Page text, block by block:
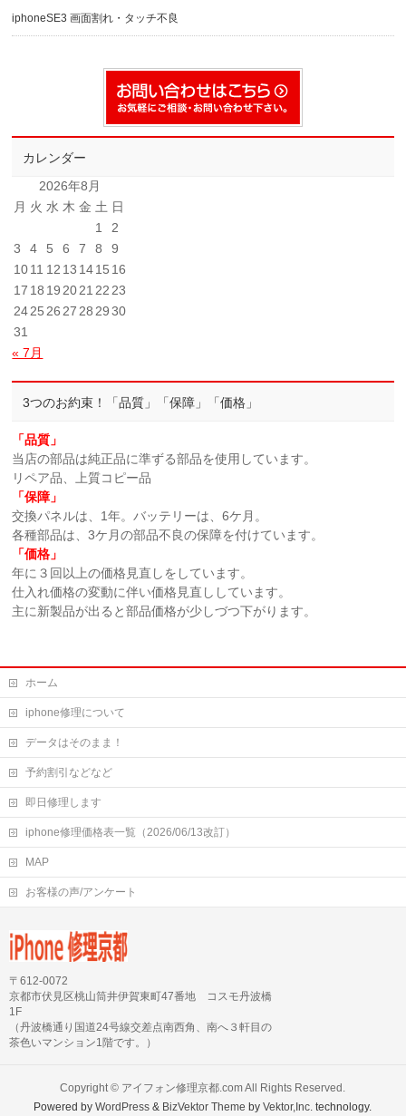
iphoneSE3 画面割れ・タッチ不良
カレンダー
2026年8月
月 火 水 木 金 土 日
1
2
3
4 5 6 7 8
9
1011 12 13 1415 16
17 18 19 2021 22 23
2425 26 27 28 29 30
31
« 7月
3つのお約束！「品質」「保障」「価格」
「品質」
当店の部品は純正品に準ずる部品を使用しています。
リペア品、上質コピー品
「保障」
交換パネルは、1年。バッテリーは、6ケ月。
各種部品は、3ケ月の部品不良の保障を付けています。
「価格」
年に３回以上の価格見直しをしています。
仕入れ価格の変動に伴い価格見直ししています。
主に新製品が出ると部品価格が少しづつ下がります。
ホーム
iphone修理について
データはそのまま！
予約割引などなど
即日修理します
iphone修理価格表一覧（2026/06/13改訂）
MAP
お客様の声/アンケート
〒612-0072
京都市伏見区桃山筒井伊賀東町47番地 コスモ丹波橋
1F
（丹波橋通り国道24号線交差点南西角、南へ３軒目の
茶色いマンション1階です。）
Copyright © アイフォン修理京都.comAll Rights Reserved.
Powered byWordPress & BizVektor Theme byVektor,Inc. technology.